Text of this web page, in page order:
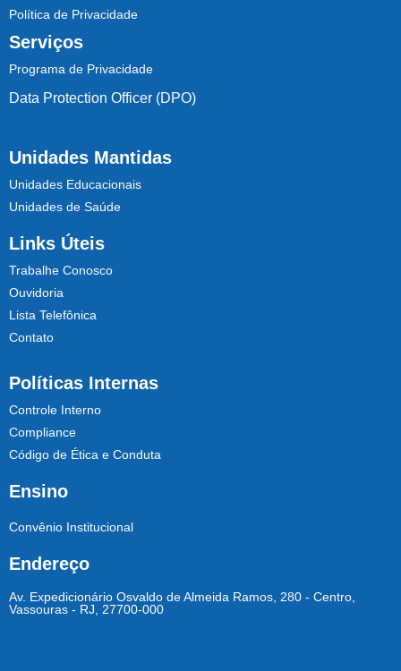
Política de Privacidade
Serviços
Programa de Privacidade
Data Protection Officer (DPO)
Unidades Mantidas
Unidades Educacionais
Unidades de Saúde
Links Úteis
Trabalhe Conosco
Ouvidoria
Lista Telefônica
Contato
Políticas Internas
Controle Interno
Compliance
Código de Ética e Conduta
Ensino
Convênio Institucional
Endereço
Av. Expedicionário Osvaldo de Almeida Ramos, 280 - Centro,
Vassouras - RJ, 27700-000